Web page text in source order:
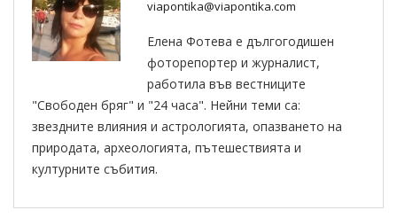
viapontika@viapontika.com
Елена Фотева е дългогодишен
фоторепортер и журналист,
работила във вестниците
"Свободен бряг" и "24 часа". Нейни теми са:
звездните влияния и астрологията, опазването на
природата, археологията, пътешествията и
културните събития.